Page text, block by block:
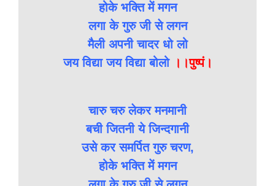
होके भक्ति में मगन
लगा के गुरु जी से लगन
मैली अपनी चादर धो लो
जय विद्या जय विद्या बोलो।।पुष्पं।
चारु चरु लेकर मनमानी
बची जितनी ये जिन्दगानी
उसे कर समर्पित गुरु चरण,
होके भक्ति में मगन